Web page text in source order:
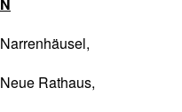
Narrenhäusel,
Neue Rathaus,